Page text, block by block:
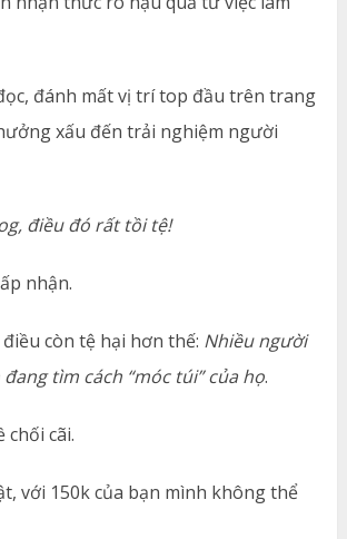
đánh mất vị trí top đầu trên trang
xấu đến trải nghiệm người
điều đó rất tồi tệ!
nhận.
còn tệ hại hơn thế: Nhiều người
tìm cách “móc túi” của họ.
cãi.
với 150k của bạn mình không thể